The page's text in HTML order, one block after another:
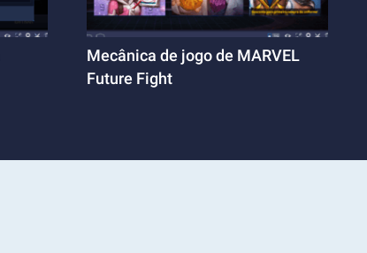
Mecânica de jogo de MARVEL
Future Fight